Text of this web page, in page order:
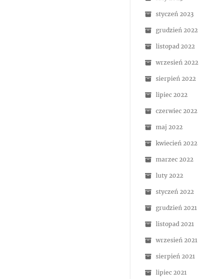
styczeń 2023
grudzień 2022
listopad 2022
wrzesień 2022
sierpień 2022
lipiec 2022
czerwiec 2022
maj 2022
kwiecień 2022
marzec 2022
luty 2022
styczeń 2022
grudzień 2021
listopad 2021
wrzesień 2021
sierpień 2021
lipiec 2021